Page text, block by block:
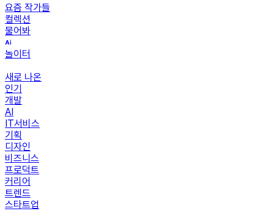
요즘 작가들
컬렉션
물어봐
놀이터
새로 나온
인기
개발
AI
IT서비스
기획
디자인
비즈니스
프로덕트
커리어
트렌드
스타트업